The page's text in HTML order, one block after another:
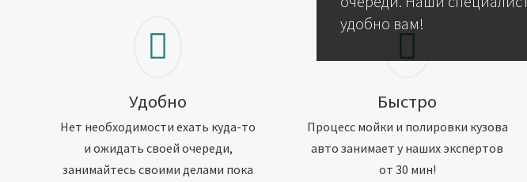
удобно вам!
Удобно
Нет необходимости ехать куда-то
и ожидать своей очереди,
занимайтесь своими делами пока
Быстро
Процесс мойки и полировки кузова
авто занимает у наших экспертов
от 30 мин!